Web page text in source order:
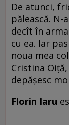
De atunci,
pălească.
decît în
cu ea. Iar
noua mea
Cristina
depăşesc
Florin Iaru